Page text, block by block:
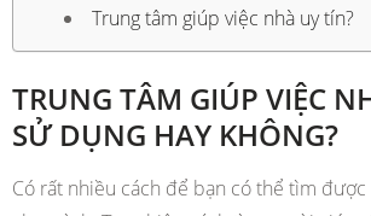
Trung tâm giúp việc nhà uy tín?
TRUNG TÂM GIÚP VIỆC
SỬ DỤNG HAY KHÔNG?
Có rất nhiều cách để bạn có thể tìm